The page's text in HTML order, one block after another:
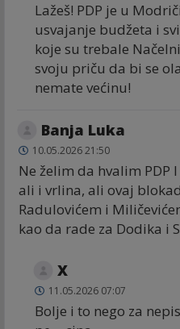
Lažeš! PDP je u
usvajanje budžeta i
koje su trebale
svoju priču da bi se
nemate većinu!
Banja Luka
10.05.2026 21:50
Ne želim da hvalim PDP
ali i vrlina, ali ovaj
Radulovićem i
kao da rade za Dodika i
X
11.05.2026 07:07
Bolje i to nego za